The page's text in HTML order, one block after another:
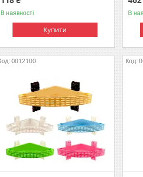
В наявності
Купити
В
0012100